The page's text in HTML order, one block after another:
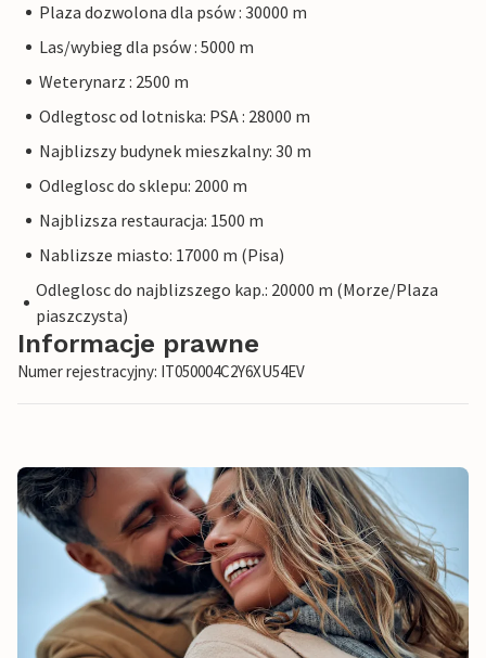
Plaza dozwolona dla psów : 30000 m
Las/wybieg dla psów : 5000 m
Weterynarz : 2500 m
Odlegtosc od lotniska: PSA : 28000 m
Najblizszy budynek mieszkalny: 30 m
Odleglosc do sklepu: 2000 m
Najblizsza restauracja: 1500 m
Nablizsze miasto: 17000 m (Pisa)
Odleglosc do najblizszego kap.: 20000 m (Morze/Plaza
piaszczysta)
Informacje prawne
Numer rejestracyjny: IT050004C2Y6XU54EV